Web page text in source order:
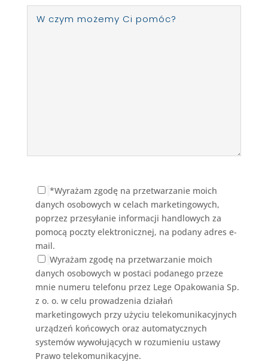
*Wyrażam zgodę na przetwarzanie moich
danych osobowych w celach marketingowych,
poprzez przesyłanie informacji handlowych za
pomocą poczty elektronicznej, na podany adres e-
mail.
Wyrażam zgodę na przetwarzanie moich
danych osobowych w postaci podanego przeze
mnie numeru telefonu przez Lege Opakowania Sp.
z o. o. w celu prowadzenia działań
marketingowych przy użyciu telekomunikacyjnych
urządzeń końcowych oraz automatycznych
systemów wywołujących w rozumieniu ustawy
Prawo telekomunikacyjne.